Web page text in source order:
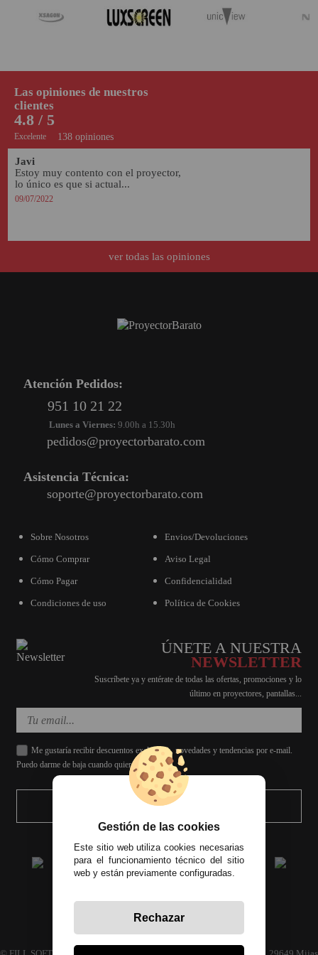
138 opiniones
4.8 / 5
Excelente
Las opiniones de nuestros
clientes
Javi
Estoy muy contento con el proyector,
lo único es que si actual...
09/07/2022
ver todas las opiniones
Atención Pedidos:
951 10 21 22
Lunes a Viernes: 9.00h a 15.30h
pedidos@proyectorbarato.com
Asistencia Técnica:
soporte@proyectorbarato.com
Sobre Nosotros
Cómo Comprar
Cómo Pagar
Condiciones de uso
Envios/Devoluciones
Aviso Legal
Confidencialidad
Política de Cookies
ÚNETE A NUESTRA
NEWSLETTER
Suscríbete ya y entérate de todas las ofertas, promociones y lo
último en proyectores, pantallas...
Me gustaría recibir descuentos exclusivos, novedades y tendencias por e-mail.
Puedo darme de baja cuando quiera.
ENVIAR
Gestión de las cookies
Este sitio web utiliza cookies necesarias
para el funcionamiento técnico del sitio
web y están previamente configuradas.
Rechazar